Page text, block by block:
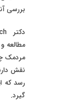
بررسی
مطالعه
مردمک
نقش
رسد که
گیرد.